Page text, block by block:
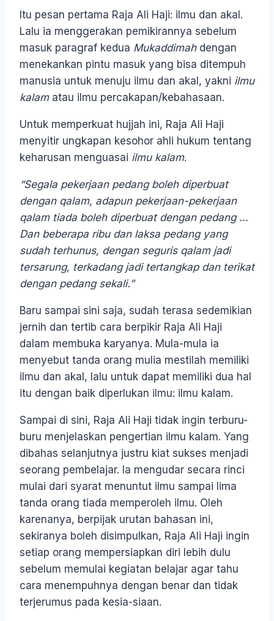
Itu pesan pertama Raja Ali Haji: ilmu dan akal.
Lalu ia menggerakan pemikirannya sebelum
masuk paragraf kedua Mukaddimah dengan
menekankan pintu masuk yang bisa ditempuh
manusia untuk menuju ilmu dan akal, yakni ilmu
kalamatau ilmu percakapan/kebahasaan.
Untuk memperkuat hujjah ini, Raja Ali Haji
menyitir ungkapan kesohor ahli hukum tentang
keharusan menguasai ilmu kalam.
“Segala pekerjaan pedang boleh diperbuat
dengan qalam, adapun pekerjaan-pekerjaan
qalam tiada boleh diperbuat dengan pedang …
Dan beberapa ribu dan laksa pedang yang
sudah terhunus, dengan seguris qalam jadi
tersarung, terkadang jadi tertangkap dan terikat
dengan pedang sekali.”
Baru sampai sini saja, sudah terasa sedemikian
jernih dan tertib cara berpikir Raja Ali Haji
dalam membuka karyanya. Mula-mula ia
menyebut tanda orang mulia mestilah memiliki
ilmu dan akal, lalu untuk dapat memiliki dua hal
itu dengan baik diperlukan ilmu: ilmu kalam.
Sampai di sini, Raja Ali Haji tidak ingin terburu-
buru menjelaskan pengertian ilmu kalam. Yang
dibahas selanjutnya justru kiat sukses menjadi
seorang pembelajar. Ia mengudar secara rinci
mulai dari syarat menuntut ilmu sampai lima
tanda orang tiada memperoleh ilmu. Oleh
karenanya, berpijak urutan bahasan ini,
sekiranya boleh disimpulkan, Raja Ali Haji ingin
setiap orang mempersiapkan diri lebih dulu
sebelum memulai kegiatan belajar agar tahu
cara menempuhnya dengan benar dan tidak
terjerumus pada kesia-siaan.